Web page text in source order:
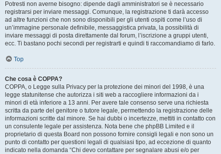
Potresti non averne bisogno: dipende dagli amministratori se è necessario
registrarsi per inviare messaggi. Comunque, la registrazione ti darà accesso
ad altre funzioni che non sono disponibili per gli utenti ospiti come l’uso di
un’immagine personale definibile, messaggistica privata, la possibilità di
inviare messaggi di posta direttamente dal forum, l’iscrizione a gruppi utenti,
ecc. Ti bastano pochi secondi per registrarti e quindi ti raccomandiamo di farlo.
Top
Che cosa è COPPA?
COPPA, o Legge sulla Privacy per la protezione dei minori del 1998, è una
legge statunitense che autorizza i siti web a raccogliere informazioni da i
minori di età inferiore a 13 anni. Per avere tale consenso serve una richiesta
scritta da parte del genitore o tutore legale, permettendo la registrazione delle
informazioni scritte dal minore. Se hai dubbi o incertezze, mettiti in contatto con
un consulente legale per assistenza. Nota bene che phpBB Limited e il
proprietario di questa Board non possono fornire consigli legali e non sono un
punto di contatto per questioni legali di qualsiasi tipo, ad eccezione di quanto
indicato nella domanda “Chi devo contattare per segnalare abusi e/o per